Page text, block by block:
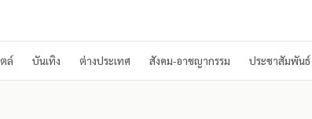
ล์ บันเทิง ต่างประเทศ สังคม-อาชญากรรม ประชาสัมพันธ์